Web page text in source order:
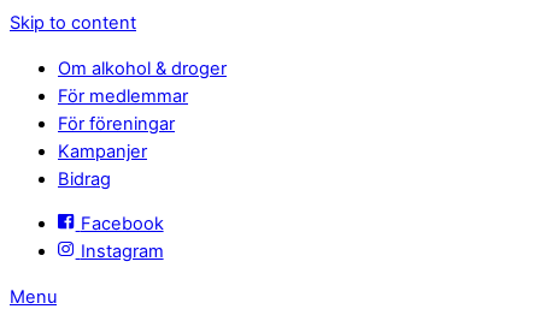
Skip to content
Om alkohol & droger
För medlemmar
För föreningar
Kampanjer
Bidrag
Facebook
Instagram
Menu